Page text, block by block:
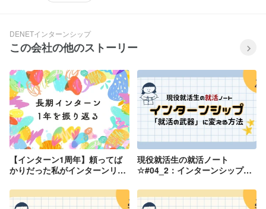
DENETインターンシップ
この会社の他のストーリー
【インターン1周年】頼ってば
かりだった私がインターンリー
現役就活生の就活ノート
☆#04_2：インターンシップを
に、何を持ち帰るべき？